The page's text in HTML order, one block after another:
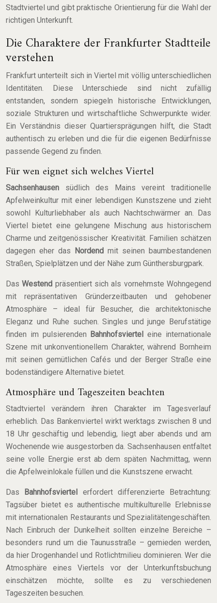
Stadtviertel und gibt praktische Orientierung für die Wahl der
richtigen Unterkunft.
Die Charaktere der Frankfurter Stadtteile
verstehen
Frankfurt unterteilt sich in Viertel mit völlig unterschiedlichen
Identitäten. Diese Unterschiede sind nicht zufällig
entstanden, sondern spiegeln historische Entwicklungen,
soziale Strukturen und wirtschaftliche Schwerpunkte wider.
Ein Verständnis dieser Quartiersprägungen hilft, die Stadt
authentisch zu erleben und die für die eigenen Bedürfnisse
passende Gegend zu finden.
Für wen eignet sich welches Viertel
Sachsenhausen südlich des Mains vereint traditionelle
Apfelweinkultur mit einer lebendigen Kunstszene und zieht
sowohl Kulturliebhaber als auch Nachtschwärmer an. Das
Viertel bietet eine gelungene Mischung aus historischem
Charme und zeitgenössischer Kreativität. Familien schätzen
dagegen eher das Nordend mit seinen baumbestandenen
Straßen, Spielplätzen und der Nähe zum Günthersburgpark.
DasWestend präsentiert sich als vornehmste Wohngegend
mit repräsentativen Gründerzeitbauten und gehobener
Atmosphäre – ideal für Besucher, die architektonische
Eleganz und Ruhe suchen. Singles und junge Berufstätige
finden im pulsierenden Bahnhofsviertel eine internationale
Szene mit unkonventionellem Charakter, während Bornheim
mit seinen gemütlichen Cafés und der Berger Straße eine
bodenständigere Alternative bietet.
Atmosphäre und Tageszeiten beachten
Stadtviertel verändern ihren Charakter im Tagesverlauf
erheblich. Das Bankenviertel wirkt werktags zwischen 8 und
18 Uhr geschäftig und lebendig, liegt aber abends und am
Wochenende wie ausgestorben da. Sachsenhausen entfaltet
seine volle Energie erst ab dem späten Nachmittag, wenn
die Apfelweinlokale füllen und die Kunstszene erwacht.
Das Bahnhofsviertel erfordert differenzierte Betrachtung:
Tagsüber bietet es authentische multikulturelle Erlebnisse
mit internationalen Restaurants und Spezialitätengeschäften.
Nach Einbruch der Dunkelheit sollten einzelne Bereiche –
besonders rund um die Taunusstraße – gemieden werden,
da hier Drogenhandel und Rotlichtmilieu dominieren. Wer die
Atmosphäre eines Viertels vor der Unterkunftsbuchung
einschätzen möchte, sollte es zu verschiedenen
Tageszeiten besuchen.